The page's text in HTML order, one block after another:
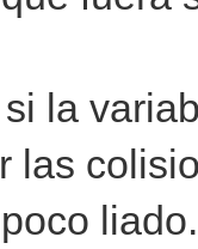
60
la
las
liado.